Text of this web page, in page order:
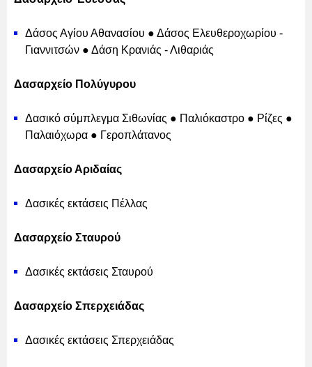
Δάσος Αγίου Αθανασίου ● Δάσος Ελευθεροχωρίου -
Γιαννιτσών ● Δάση Κρανιάς - Λιθαριάς
Δασαρχείο Πολύγυρου
Δασικό σύμπλεγμα Σιθωνίας ● Παλιόκαστρο ● Ρίζες ●
Παλαιόχωρα ● Γεροπλάτανος
Δασαρχείο Αριδαίας
Δασικές εκτάσεις Πέλλας
Δασαρχείο Σταυρού
Δασικές εκτάσεις Σταυρού
Δασαρχείο Σπερχειάδας
Δασικές εκτάσεις Σπερχειάδας